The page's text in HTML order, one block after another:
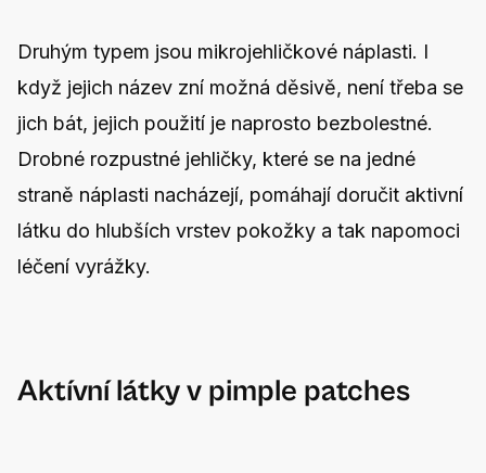
Druhým typem jsou mikrojehličkové náplasti. I
když jejich název zní možná děsivě, není třeba se
jich bát, jejich použití je naprosto bezbolestné.
Drobné rozpustné jehličky, které se na jedné
straně náplasti nacházejí, pomáhají doručit aktivní
látku do hlubších vrstev pokožky a tak napomoci
léčení vyrážky.
Aktívní látky v pimple patches